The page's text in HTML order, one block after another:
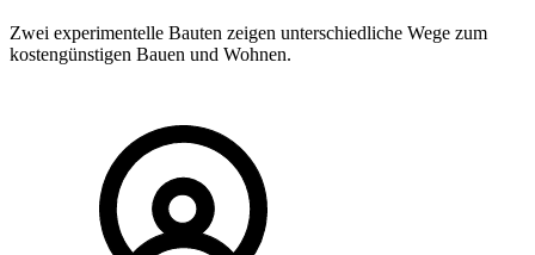
Zwei experimentelle Bauten zeigen unterschiedliche Wege zum
kostengünstigen Bauen und Wohnen.